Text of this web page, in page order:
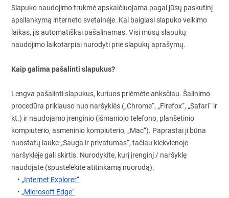
Slapuko naudojimo trukmė apskaičiuojama pagal jūsų paskutinį
apsilankymą interneto svetainėje. Kai baigiasi slapuko veikimo
laikas, jis automatiškai pašalinamas. Visi mūsų slapukų
naudojimo laikotarpiai nurodyti prie slapukų aprašymų.
Kaip galima pašalinti slapukus?
Lengva pašalinti slapukus, kuriuos priėmėte anksčiau. Šalinimo
procedūra priklauso nuo naršyklės („Chrome“, „Firefox“, „Safari“ ir
kt.) ir naudojamo įrenginio (išmaniojo telefono, planšetinio
kompiuterio, asmeninio kompiuterio, „Mac“). Paprastai ji būna
nuostatų lauke „Sauga ir privatumas“, tačiau kiekvienoje
naršyklėje gali skirtis. Nurodykite, kurį įrenginį / naršyklę
naudojate (spustelėkite atitinkamą nuorodą):
• „Internet Explorer“
• „Microsoft Edge“